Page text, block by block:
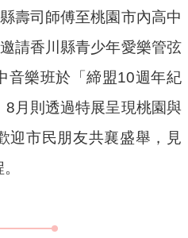
壽司師傅至桃園市內高中
請香川縣青少年愛樂管弦
音樂班於「締盟10週年紀
月則透過特展呈現桃園與
迎市民朋友共襄盛舉，見